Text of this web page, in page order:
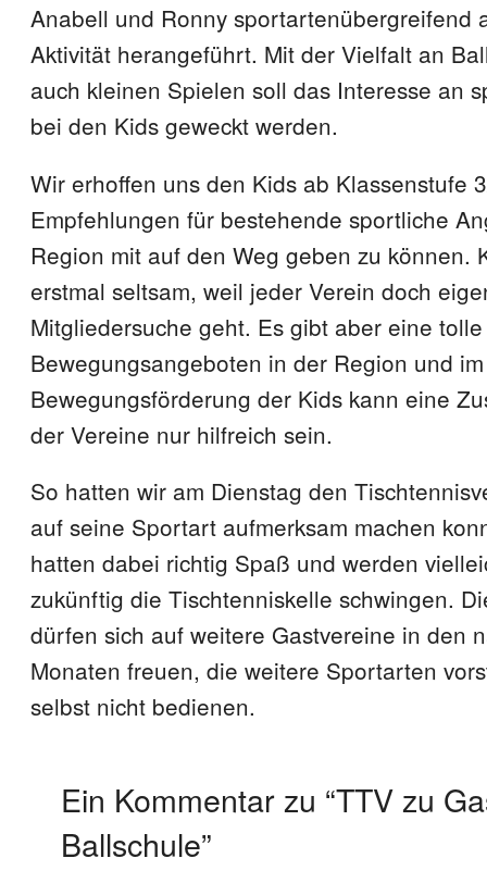
Anabell und Ronny sportartenübergreifend
Aktivität herangeführt. Mit der Vielfalt an
auch kleinen Spielen soll das Interesse an
bei den Kids geweckt werden.
Wir erhoffen uns den Kids ab Klassenstufe
Empfehlungen für bestehende sportliche
Region mit auf den Weg geben zu können.
erstmal seltsam, weil jeder Verein doch
Mitgliedersuche geht. Es gibt aber eine
Bewegungsangeboten in der Region und
Bewegungsförderung der Kids kann eine
der Vereine nur hilfreich sein.
So hatten wir am Dienstag den
auf seine Sportart aufmerksam machen
hatten dabei richtig Spaß und werden
zukünftig die Tischtenniskelle schwingen.
dürfen sich auf weitere Gastvereine in den
Monaten freuen, die weitere Sportarten
selbst nicht bedienen.
Ein Kommentar zu “TTV zu
Ballschule”